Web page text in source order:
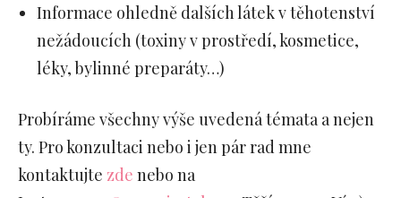
Informace ohledně dalších látek v těhotenství
nežádoucích (toxiny v prostředí, kosmetice,
léky, bylinné preparáty…)
Probíráme všechny výše uvedená témata a nejen
ty. Pro konzultaci nebo i jen pár rad mne
kontaktujte zde nebo na